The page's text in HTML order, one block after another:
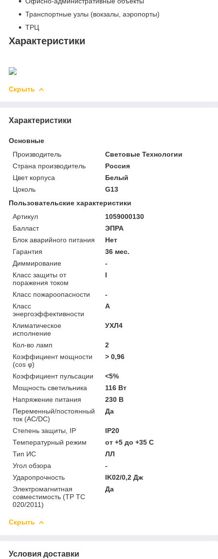
Транспортные узлы (вокзалы, аэропорты)
ТРЦ
Характеристики
Скрыть
Характеристики
Основные
Производитель
Световые Технологии
Страна производитель
Россия
Цвет корпуса
Белый
Цоколь
G13
Пользовательские характеристики
Артикул
1059000130
Балласт
ЭПРА
Блок аварийного питания
Нет
Гарантия
36 мес.
Диммирование
-
Класс защиты от
поражения током
I
Класс пожароопасности
-
Класс
энергоэффективности
A
Климатическое
исполнение
УХЛ4
Кол-во ламп
2
Коэффициент мощности
(cos φ)
> 0,96
Коэффициент пульсации
<5%
Мощность светильника
116 Вт
Напряжение питания
230 В
Переменный/постоянный
ток (AC/DC)
Да
Степень защиты, IP
IP20
Температурный режим
от +5 до +35 C
Тип ИС
ЛЛ
Угол обзора
-
Ударопрочность
IK02/0,2 Дж
Электромагнитная
совместимость (ТР ТС
020/2011)
Да
Скрыть
Условия доставки